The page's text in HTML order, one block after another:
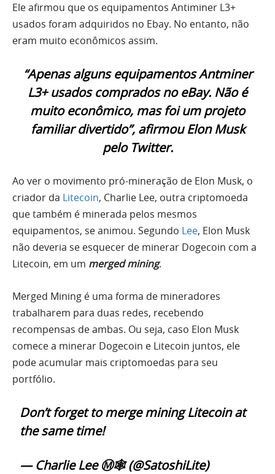
Ele afirmou que os equipamentos Antiminer L3+
usados foram adquiridos no Ebay. No entanto, não
eram muito econômicos assim.
“Apenas alguns equipamentos Antminer
L3+ usados ​​comprados no eBay. Não é
muito econômico, mas foi um projeto
familiar divertido”, afirmou Elon Musk
pelo Twitter.
Ao ver o movimento pró-mineração de Elon Musk, o
criador da Litecoin, Charlie Lee, outra criptomoeda
que também é minerada pelos mesmos
equipamentos, se animou. Segundo Lee, Elon Musk
não deveria se esquecer de minerar Dogecoin com a
Litecoin, em um merged mining.
Merged Mining é uma forma de mineradores
trabalharem para duas redes, recebendo
recompensas de ambas. Ou seja, caso Elon Musk
comece a minerar Dogecoin e Litecoin juntos, ele
pode acumular mais criptomoedas para seu
portfólio.
Don’t forget to merge mining Litecoin at
the same time!
— Charlie Lee Ⓜ️🕸️ (@SatoshiLite)